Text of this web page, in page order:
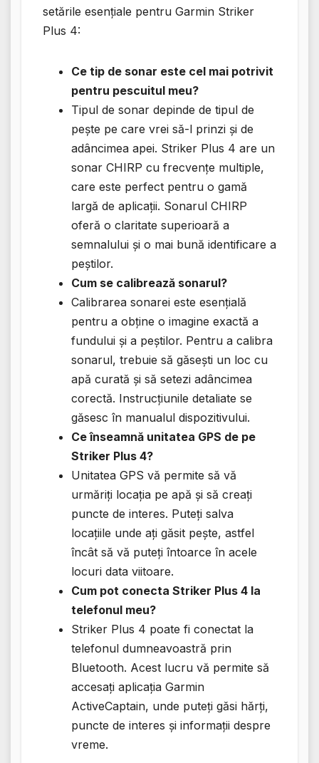
setările esențiale pentru Garmin Striker
Plus 4:
Ce tip de sonar este cel mai potrivit
pentru pescuitul meu?
Tipul de sonar depinde de tipul de
pește pe care vrei să-l prinzi și de
adâncimea apei. Striker Plus 4 are un
sonar CHIRP cu frecvențe multiple,
care este perfect pentru o gamă
largă de aplicații. Sonarul CHIRP
oferă o claritate superioară a
semnalului și o mai bună identificare a
peștilor.
Cum se calibrează sonarul?
Calibrarea sonarei este esențială
pentru a obține o imagine exactă a
fundului și a peștilor. Pentru a calibra
sonarul, trebuie să găsești un loc cu
apă curată și să setezi adâncimea
corectă. Instrucțiunile detaliate se
găsesc în manualul dispozitivului.
Ce înseamnă unitatea GPS de pe
Striker Plus 4?
Unitatea GPS vă permite să vă
urmăriți locația pe apă și să creați
puncte de interes. Puteți salva
locațiile unde ați găsit pește, astfel
încât să vă puteți întoarce în acele
locuri data viitoare.
Cum pot conecta Striker Plus 4 la
telefonul meu?
Striker Plus 4 poate fi conectat la
telefonul dumneavoastră prin
Bluetooth. Acest lucru vă permite să
accesați aplicația Garmin
ActiveCaptain, unde puteți găsi hărți,
puncte de interes și informații despre
vreme.